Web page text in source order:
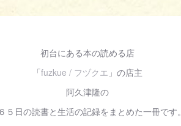
初台にある本の読める店
「fuzkue / フヅクエ 」の店主
阿久津隆の
５日の読書と生活の記録をまとめた一冊です。